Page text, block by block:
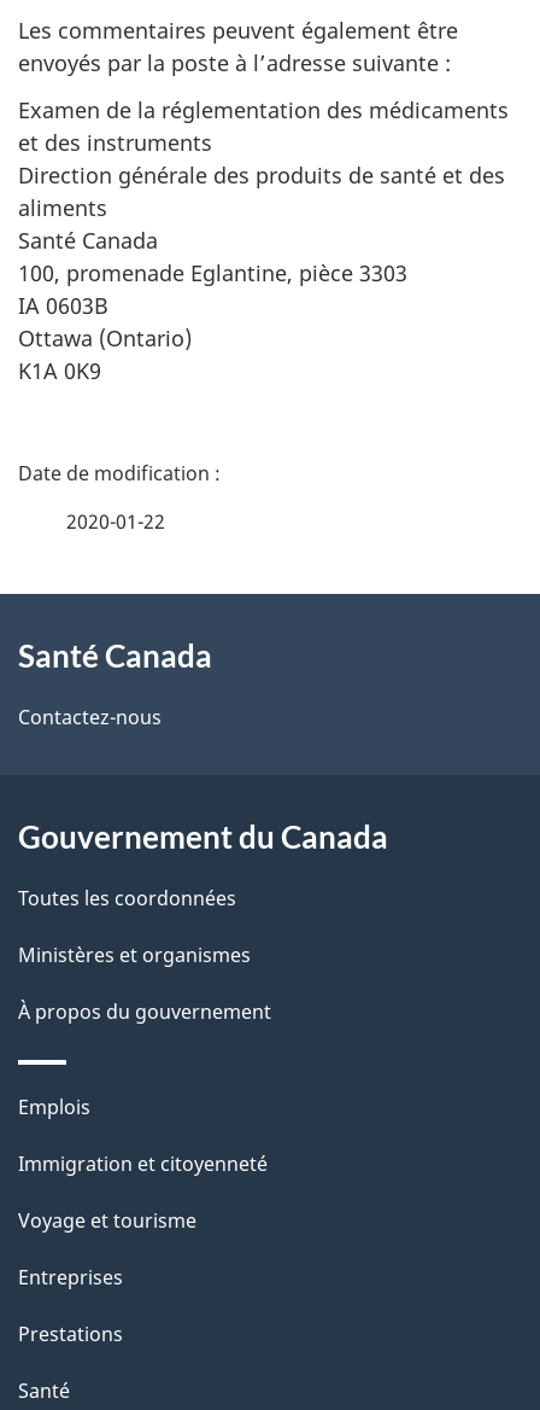
Les commentaires peuvent également être
envoyés par la poste à l’adresse suivante :
Examen de la réglementation des médicaments
et des instruments
Direction générale des produits de santé et des
aliments
Santé Canada
100, promenade Eglantine, pièce 3303
IA 0603B
Ottawa (Ontario)
K1A 0K9
D
i
l
d
e
p
a
2020-01-22
propos
de
site
Santé Canada
Contactez-nous
Gouvernement du Canada
Toutes les coordonnées
Ministères et organismes
À propos du gouvernement
Thèmes
sujets
Emplois
Immigration et citoyenneté
Voyage et tourisme
Entreprises
Prestations
Santé